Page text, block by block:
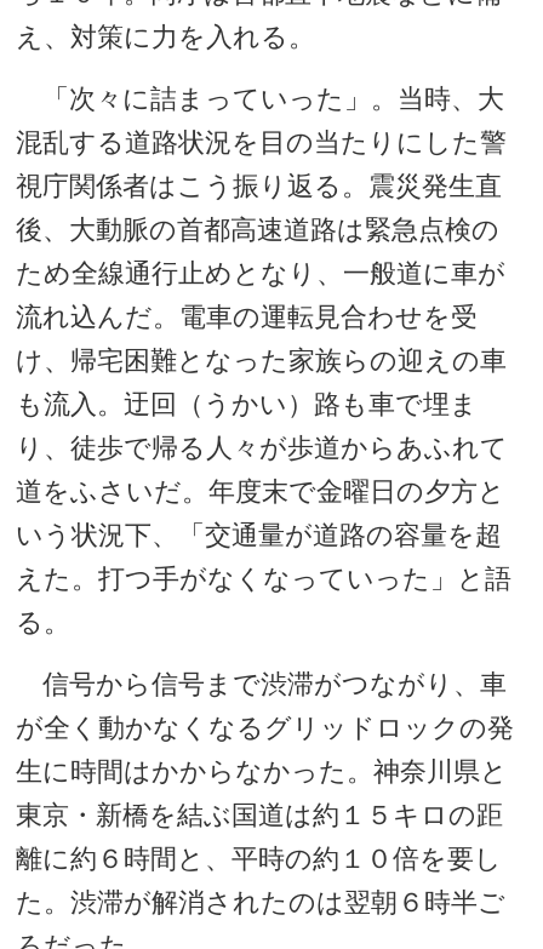
え、対策に力を入れる。
「次々に詰まっていった」。当時、大
混乱する道路状況を目の当たりにした警
視庁関係者はこう振り返る。震災発生直
後、大動脈の首都高速道路は緊急点検の
ため全線通行止めとなり、一般道に車が
流れ込んだ。電車の運転見合わせを受
け、帰宅困難となった家族らの迎えの車
も流入。迂回（うかい）路も車で埋ま
り、徒歩で帰る人々が歩道からあふれて
道をふさいだ。年度末で金曜日の夕方と
いう状況下、「交通量が道路の容量を超
えた。打つ手がなくなっていった」と語
る。
信号から信号まで渋滞がつながり、車
が全く動かなくなるグリッドロックの発
生に時間はかからなかった。神奈川県と
東京・新橋を結ぶ国道は約１５キロの距
離に約６時間と、平時の約１０倍を要し
た。渋滞が解消されたのは翌朝６時半ご